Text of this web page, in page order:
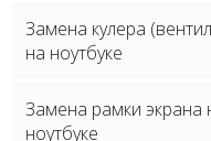
Замена кулера
на ноутбуке
Замена рамки экрана
ноутбуке